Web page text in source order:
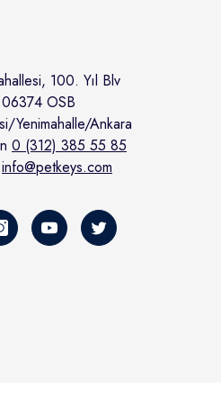
100. Yıl Blv
OSB
Yenimahalle/Ankara
0 (312) 385 55 85
info@petkeys.com